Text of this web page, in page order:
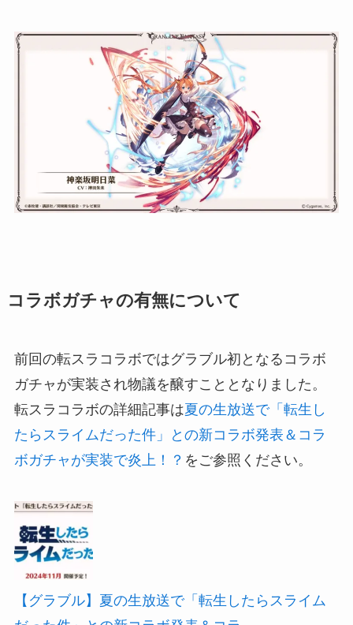
コラボガチャの有無について
前回の転スラコラボではグラブル初となるコラボ
ガチャが実装され物議を醸すこととなりました。
転スラコラボの詳細記事は夏の生放送で「転生し
たらスライムだった件」との新コラボ発表＆コラ
ボガチャが実装で炎上！？ をご参照ください。
【グラブル】夏の生放送で「転生したらスライム